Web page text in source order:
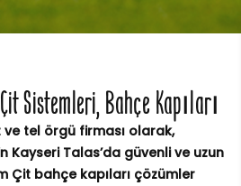
Sistemleri, Bahçe Kapıları
tel örgü firması olarak,
Kayseri Talas’da güvenli ve uzun
Çit bahçe kapıları çözümler